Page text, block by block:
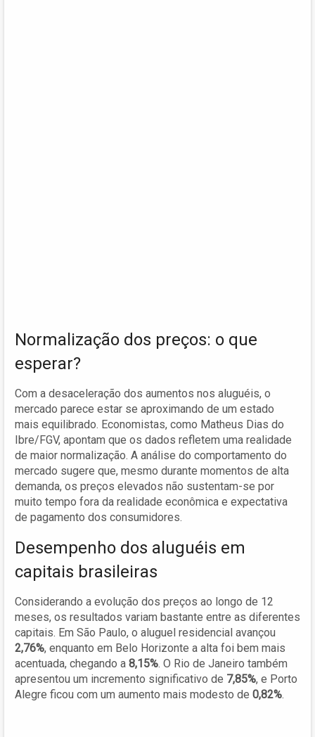
Normalização dos preços: o que
esperar?
Com a desaceleração dos aumentos nos aluguéis, o
mercado parece estar se aproximando de um estado
mais equilibrado. Economistas, como Matheus Dias do
Ibre/FGV, apontam que os dados refletem uma realidade
de maior normalização. A análise do comportamento do
mercado sugere que, mesmo durante momentos de alta
demanda, os preços elevados não sustentam-se por
muito tempo fora da realidade econômica e expectativa
de pagamento dos consumidores.
Desempenho dos aluguéis em
capitais brasileiras
Considerando a evolução dos preços ao longo de 12
meses, os resultados variam bastante entre as diferentes
capitais. Em São Paulo, o aluguel residencial avançou
2,76%, enquanto em Belo Horizonte a alta foi bem mais
acentuada, chegando a 8,15%. O Rio de Janeiro também
apresentou um incremento significativo de 7,85%, e Porto
Alegre ficou com um aumento mais modesto de 0,82%.